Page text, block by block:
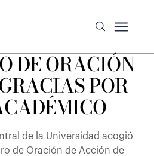
DE ORACIÓN
POR
de la Universidad acogió
de Oración de Acción de